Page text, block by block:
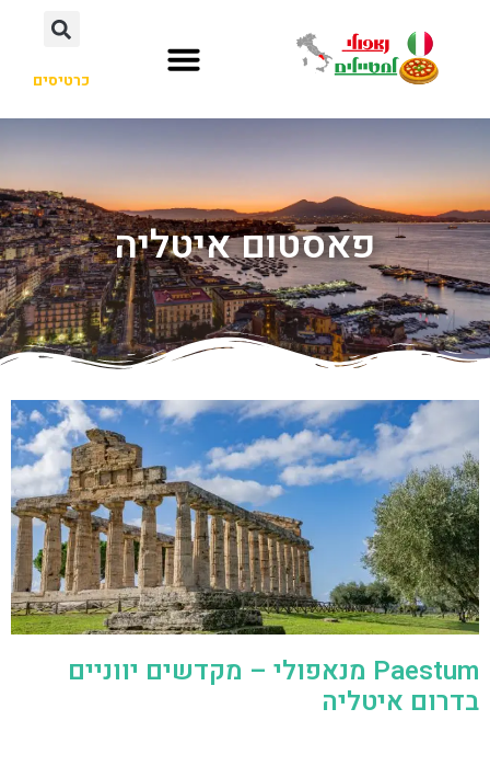
כרטיסים
פאסטום איטליה
Paestum מנאפולי – מקדשים יווניים
בדרום איטליה